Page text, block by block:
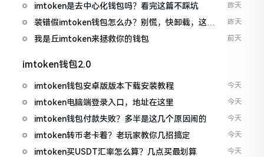
imtoken是去中心化钱包吗？看完这篇不踩坑 昨天
装错假imtoken钱包怎么办？别慌，快卸载，这几
招能救急
昨天
我是丘imtoken来拯救你的钱包 前天
imtoken钱包2.0
imtoken钱包安卓版版本下载安装教程 今天
imtoken电脑端登录入口，地址在这里 今天
imtoken钱包付款失败？多半是这几个原因闹的 今天
imtoken转币老卡着？老玩家教你几招搞定 今天
imtoken买USDT汇率怎么算？几点买最划算 今天